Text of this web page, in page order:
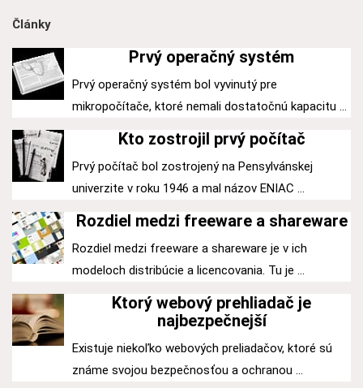
Články
Prvý operačný systém
Prvý operačný systém bol vyvinutý pre
mikropočítače, ktoré nemali dostatočnú kapacitu ...
Kto zostrojil prvý počítač
Prvý počítač bol zostrojený na Pensylvánskej
univerzite v roku 1946 a mal názov ENIAC ...
Rozdiel medzi freeware a shareware
Rozdiel medzi freeware a shareware je v ich
modeloch distribúcie a licencovania. Tu je ...
Ktorý webový prehliadač je
najbezpečnejší
Existuje niekoľko webových preliadačov, ktoré sú
známe svojou bezpečnosťou a ochranou ...